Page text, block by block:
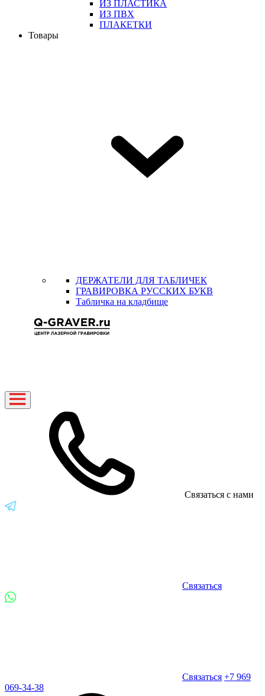
ИЗ ПЛАСТИКА
ИЗ ПВХ
ПЛАКЕТКИ
Товары
ДЕРЖАТЕЛИ ДЛЯ ТАБЛИЧЕК
ГРАВИРОВКА РУССКИХ БУКВ
Табличка на кладбище
Связаться с нами
Связаться
Связаться +7 969
069-34-38